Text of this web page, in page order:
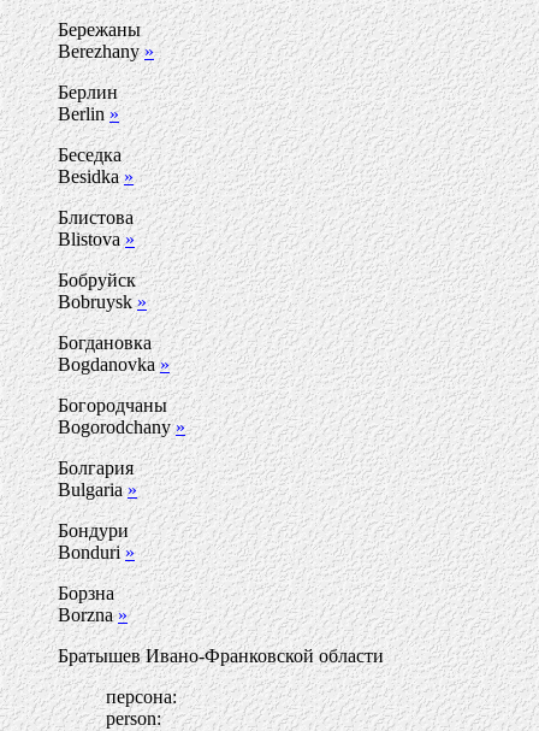
Бережаны
Berezhany»
Берлин
Berlin»
Беседка
Besidka»
Блистова
Blistova»
Бобруйск
Bobruysk»
Богдановка
Bogdanovka»
Богородчаны
Bogorodchany»
Болгария
Bulgaria»
Бондури
Bonduri»
Борзна
Borzna»
Братышев Ивано-Франковской области
персона:
person: